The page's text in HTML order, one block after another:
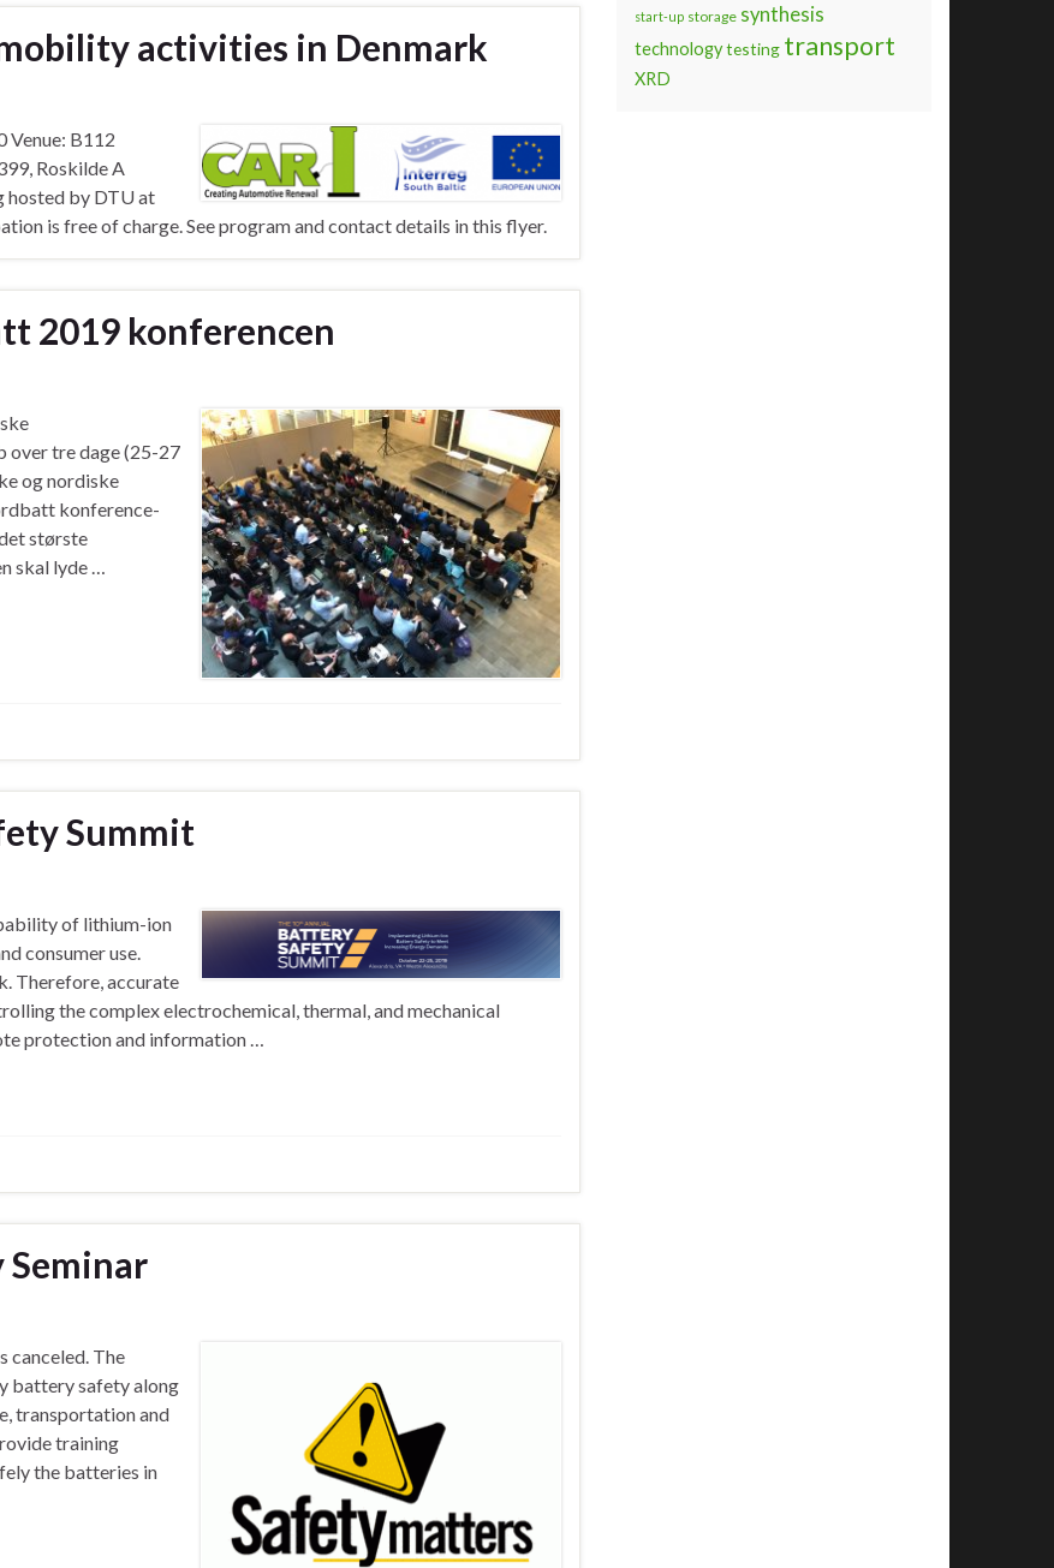
activities in Denmark
Venue: B112
Roskilde A
hosted by DTU at
is free of charge. See program and contact details in this flyer.
2019 konferencen
over tre dage (25-27
og nordiske
konference-
største
skal lyde …
Summit
of lithium-ion
consumer use.
Therefore, accurate
the complex electrochemical, thermal, and mechanical
protection and information …
Seminar
canceled. The
battery safety along
transportation and
training
the batteries in
start-up storage synthesis
technology testing transport
XRD